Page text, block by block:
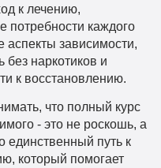
к лечению,
каждого
зависимости,
без наркотиков и
к восстановлению.
что полный курс
- это не роскошь, а
единственный путь к
который помогает